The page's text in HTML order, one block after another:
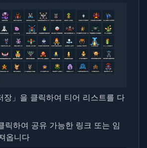
장」을 클릭하여 티어 리스트를 다
릭하여 공유 가능한 링크 또는 임
옵니다